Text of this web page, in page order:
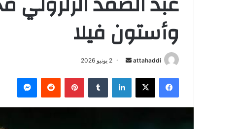
وأستون فيلا
attahaddi
ب
2 يونيو 2026
فيسبوك لينكدإن بينتيريست